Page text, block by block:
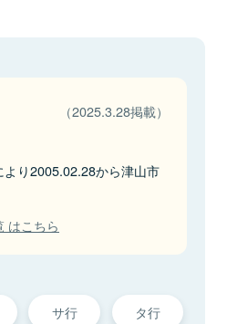
（2025.3.28掲載）
り2005.02.28から津山市
はこちら
サ行 タ行